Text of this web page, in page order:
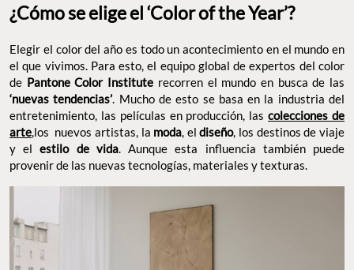
¿Cómo se elige el ‘Color of the Year’?
Elegir el color del año es todo un acontecimiento en el mundo en
el que vivimos. Para esto, el equipo global de expertos del color
de Pantone Color Institute recorren el mundo en busca de las
‘nuevas tendencias’. Mucho de esto se basa en la industria del
entretenimiento, las películas en producción, lascolecciones de
arte,los nuevos artistas, la moda, eldiseño, los destinos de viaje
y elestilo de vida. Aunque esta influencia también puede
provenir de las nuevas tecnologías, materiales y texturas.